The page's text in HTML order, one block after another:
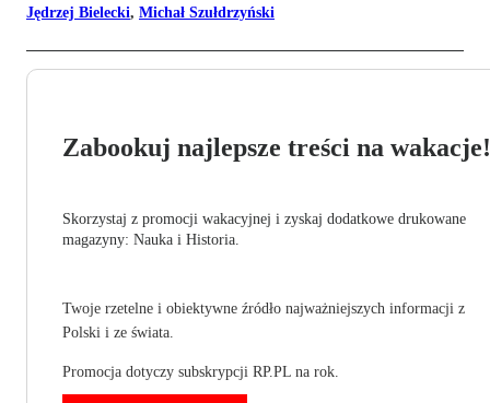
Jędrzej Bielecki, Michał Szułdrzyński
Zabookuj najlepsze treści na wakacje!
Skorzystaj z promocji wakacyjnej i zyskaj dodatkowe drukowane
magazyny: Nauka i Historia.
Twoje rzetelne i obiektywne źródło najważniejszych informacji z
Polski i ze świata.
Promocja dotyczy subskrypcji RP.PL na rok.